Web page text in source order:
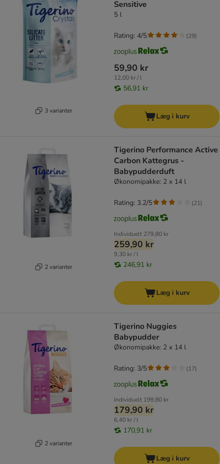
3 varianter
Sensitive
5 l
59,90 kr
12,00 kr / l
56,91 kr
Rating: 4/5 (29)
Læg i kurv
2 varianter
Tigerino Performance Active
Carbon Kattegrus -
Babypudderduft
Økonomipakke: 2 x 14 l
Individuelt 279,80 kr
259,90 kr
9,30 kr / l
246,91 kr
Rating: 3.2/5 (21)
Læg i kurv
2 varianter
Tigerino Nuggies
Babypudder
Økonomipakke: 2 x 14 l
Individuelt 199,80 kr
179,90 kr
6,40 kr / l
170,91 kr
Rating: 3/5 (17)
Læg i kurv